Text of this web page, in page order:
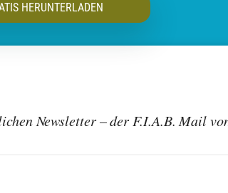
HERUNTERLADEN
Newsletter – der F.I.A.B. Mail